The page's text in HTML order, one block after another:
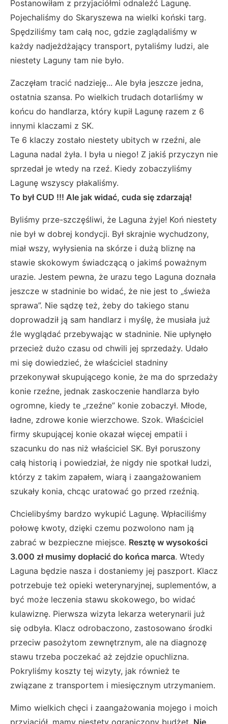
Postanowiłam z przyjaciółmi odnaleźć Lagunę.
Pojechaliśmy do Skaryszewa na wielki koński targ.
Spędziliśmy tam całą noc, gdzie zaglądaliśmy w
każdy nadjeżdżający transport, pytaliśmy ludzi, ale
niestety Laguny tam nie było.
Zaczęłam tracić nadzieję... Ale była jeszcze jedna,
ostatnia szansa. Po wielkich trudach dotarliśmy w
końcu do handlarza, który kupił Lagunę razem z 6
innymi klaczami z SK.
Te 6 klaczy zostało niestety ubitych w rzeźni, ale
Laguna nadal żyła. I była u niego! Z jakiś przyczyn nie
sprzedał je wtedy na rzeź. Kiedy zobaczyliśmy
Lagunę wszyscy płakaliśmy.
To był CUD !!! Ale jak widać, cuda się zdarzają!
Byliśmy prze-szczęśliwi, że Laguna żyje! Koń niestety
nie był w dobrej kondycji. Był skrajnie wychudzony,
miał wszy, wyłysienia na skórze i dużą bliznę na
stawie skokowym świadczącą o jakimś poważnym
urazie. Jestem pewna, że urazu tego Laguna doznała
jeszcze w stadninie bo widać, że nie jest to „świeża
sprawa”. Nie sądzę też, żeby do takiego stanu
doprowadził ją sam handlarz i myślę, że musiała już
źle wyglądać przebywając w stadninie. Nie upłynęło
przecież dużo czasu od chwili jej sprzedaży. Udało
mi się dowiedzieć, że właściciel stadniny
przekonywał skupującego konie, że ma do sprzedaży
konie rzeźne, jednak zaskoczenie handlarza było
ogromne, kiedy te „rzeźne” konie zobaczył. Młode,
ładne, zdrowe konie wierzchowe. Szok. Właściciel
firmy skupującej konie okazał więcej empatii i
szacunku do nas niż właściciel SK. Był poruszony
całą historią i powiedział, że nigdy nie spotkał ludzi,
którzy z takim zapałem, wiarą i zaangażowaniem
szukały konia, chcąc uratować go przed rzeźnią.
Chcielibyśmy bardzo wykupić Lagunę. Wpłaciliśmy
połowę kwoty, dzięki czemu pozwolono nam ją
zabrać w bezpieczne miejsce. Resztę w wysokości
3.000 zł musimy dopłacić do końca marca. Wtedy
Laguna będzie nasza i dostaniemy jej paszport. Klacz
potrzebuje też opieki weterynaryjnej, suplementów, a
być może leczenia stawu skokowego, bo widać
kulawiznę. Pierwsza wizyta lekarza weterynarii już
się odbyła. Klacz odrobaczono, zastosowano środki
przeciw pasożytom zewnętrznym, ale na diagnozę
stawu trzeba poczekać aż zejdzie opuchlizna.
Pokryliśmy koszty tej wizyty, jak również te
związane z transportem i miesięcznym utrzymaniem.
Mimo wielkich chęci i zaangażowania mojego i moich